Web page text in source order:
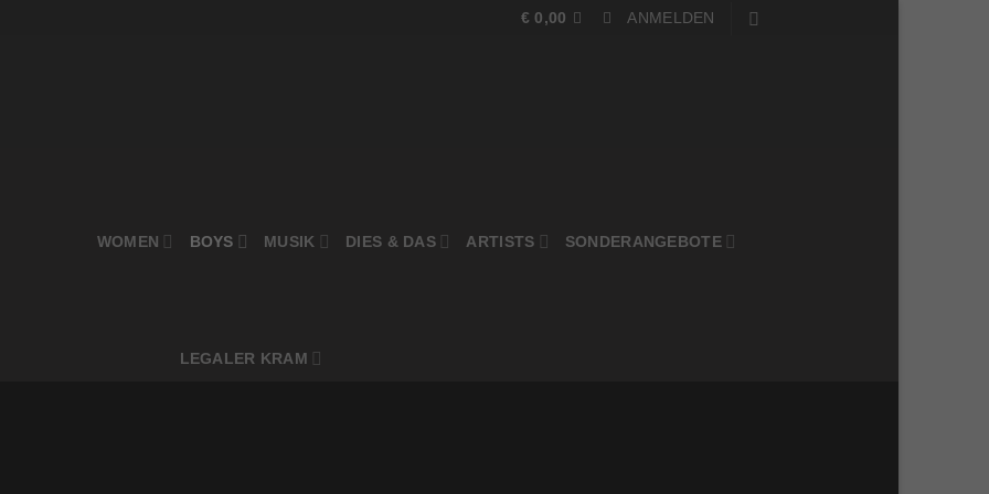
€ 0,00 ANMELDEN
WOMEN BOYS MUSIK DIES & DAS ARTISTS SONDERANGEBOTE
LEGALER KRAM